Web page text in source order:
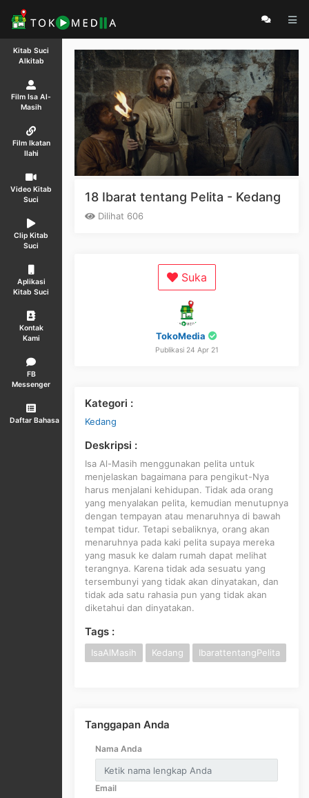
Kitab Suci
Alkitab
Film Isa Al-
Masih
Film Ikatan
Ilahi
Video Kitab
Suci
Clip Kitab
Suci
Aplikasi
Kitab Suci
Kontak
Kami
FB
Messenger
Daftar Bahasa
18 Ibarat tentang Pelita - Kedang
Dilihat 606
Suka
TokoMedia
Publikasi 24 Apr 21
Kategori :
Kedang
Deskripsi :
Isa Al-Masih menggunakan pelita untuk
menjelaskan bagaimana para pengikut-Nya
harus menjalani kehidupan. Tidak ada orang
yang menyalakan pelita, kemudian menutupnya
dengan tempayan atau menaruhnya di bawah
tempat tidur. Tetapi sebaliknya, orang akan
menaruhnya pada kaki pelita supaya mereka
yang masuk ke dalam rumah dapat melihat
terangnya. Karena tidak ada sesuatu yang
tersembunyi yang tidak akan dinyatakan, dan
tidak ada satu rahasia pun yang tidak akan
diketahui dan dinyatakan.
Tags :
IsaAlMasih Kedang IbarattentangPelita
Tanggapan Anda
Nama Anda
Email